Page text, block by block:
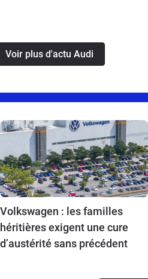
Voir plus d'actu Audi
Volkswagen : les familles
héritières exigent une cure
d’austérité sans précédent